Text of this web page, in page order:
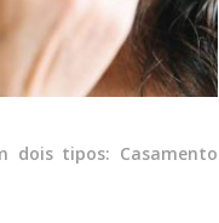
dois tipos: Casamento